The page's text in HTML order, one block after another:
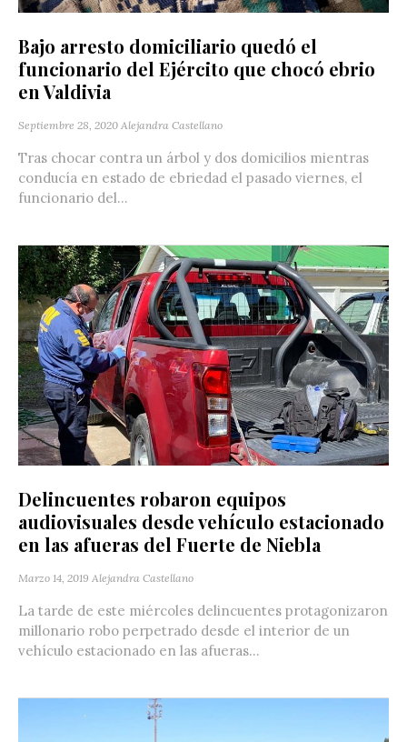
Bajo arresto domiciliario quedó el
funcionario del Ejército que chocó ebrio
en Valdivia
Septiembre 28, 2020 Alejandra Castellano
Tras chocar contra un árbol y dos domicilios mientras
conducía en estado de ebriedad el pasado viernes, el
funcionario del...
Delincuentes robaron equipos
audiovisuales desde vehículo estacionado
en las afueras del Fuerte de Niebla
Marzo 14, 2019 Alejandra Castellano
La tarde de este miércoles delincuentes protagonizaron
millonario robo perpetrado desde el interior de un
vehículo estacionado en las afueras...